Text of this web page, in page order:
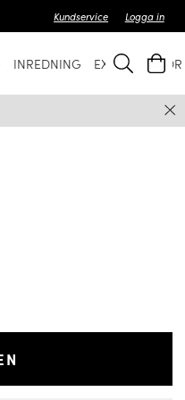
Kundservice Logga in
INREDNING EXKLUSIVT